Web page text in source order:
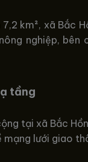
km², xã Bắc
nghiệp,
tầng
tại xã Bắc
lưới giao